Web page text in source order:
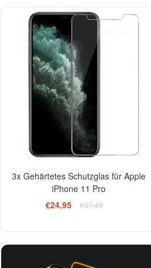
-33%
3x Gehärtetes Schutzglas für Apple
iPhone 11 Pro
€24,95
€37,40